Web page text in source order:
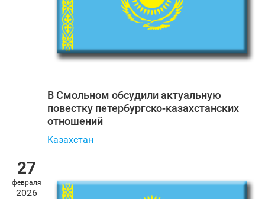
В Смольном обсудили актуальную
повестку петербургско-казахстанских
отношений
Казахстан
27
февраля
2026